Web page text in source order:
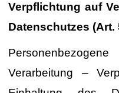
Verpflichtung auf
Datenschutzes (Art.
Verarbeitung –